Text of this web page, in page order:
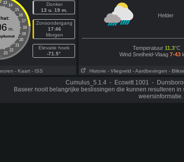
13 14
15
16
17
18
19
20
21
22
23
m.
Donker
13 u. 19 m.
Zonsondergang
17:46
Morgen
Elevatie hoek
-71.5°
- Kaart - ISS
Helder
Temperatuur 11.3°C
Wind Snelheid-Vlaag 7-43
Historie - Vliegveld - Aardbevingen -
Cumulus_5.1.4 - Ecowitt 1001 -
Baseer nooit belangrijke beslissingen die kunnen resulteren
weersinformatie.